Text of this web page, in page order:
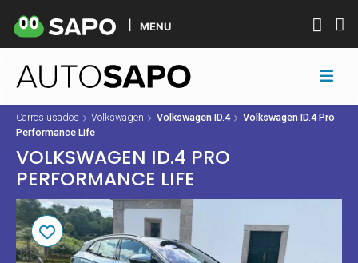
MENU
Carros usados Volkswagen Volkswagen ID.4
Volkswagen ID.4 Pro
Performance Life
VOLKSWAGEN ID.4 PRO
PERFORMANCE LIFE